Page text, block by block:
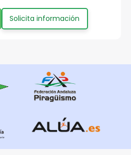
Solicita información